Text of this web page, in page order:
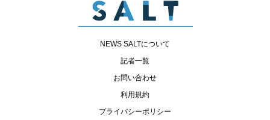
NEWS SALTについて
記者一覧
お問い合わせ
利用規約
プライバシーポリシー